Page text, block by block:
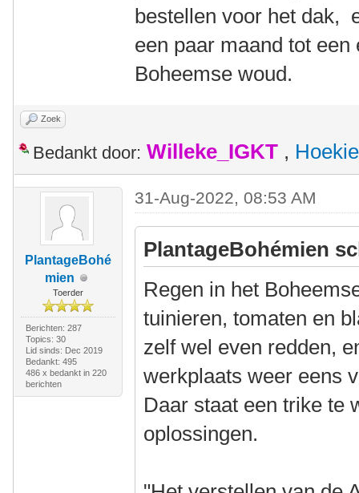
bestellen voor het dak,
een paar maand tot
Boheemse woud.
Zoek
Bedankt door: Willeke_IGKT , Hoekie
PlantageBohé
mien
Toerder
Berichten: 287
Topics: 30
Lid sinds: Dec 2019
Bedankt: 495
486 x bedankt in 220
berichten
31-Aug-2022, 08:53 AM
PlantageBohémien
Regen in het
tuinieren, tomaten en
zelf wel even redden,
werkplaats weer eens
Daar staat een trike te
oplossingen.